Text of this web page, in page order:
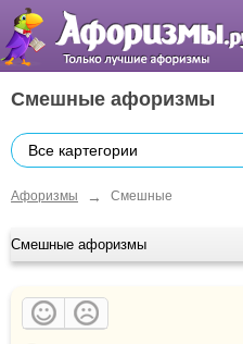
Смешные афоризмы
Все картегории
Афоризмы → Смешные
Смешные афоризмы